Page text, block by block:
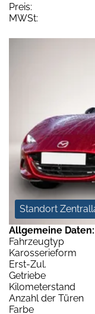
Preis:
MWSt:
Standort
Allgemeine Daten:
Fahrzeugtyp
Karosserieform
Erst-Zul.
Getriebe
Kilometerstand
Anzahl der Türen
Farbe